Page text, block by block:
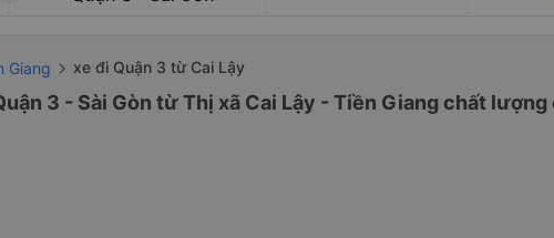
Giang xe đi Quận 3 từ Cai Lậy
3 - Sài Gòn từ Thị xã Cai Lậy - Tiền Giang chất